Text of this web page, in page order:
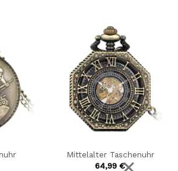
Mittelalter Taschenuhr
64,99 €